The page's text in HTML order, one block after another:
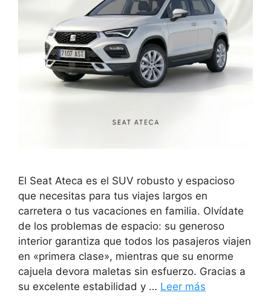
El Seat Ateca es el SUV robusto y espacioso
que necesitas para tus viajes largos en
carretera o tus vacaciones en familia. Olvídate
de los problemas de espacio: su generoso
interior garantiza que todos los pasajeros viajen
en «primera clase», mientras que su enorme
cajuela devora maletas sin esfuerzo. Gracias a
su excelente estabilidad y … Leer más